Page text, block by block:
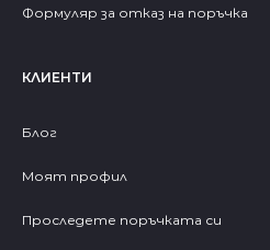
Формуляр за отказ на поръчка
КЛИЕНТИ
Блог
Моят профил
Проследете поръчката си